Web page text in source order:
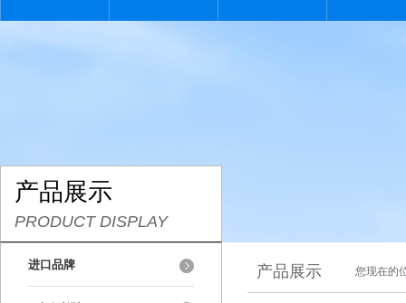
产品展示
PRODUCT DISPLAY
进口品牌 产品展示 您现在的